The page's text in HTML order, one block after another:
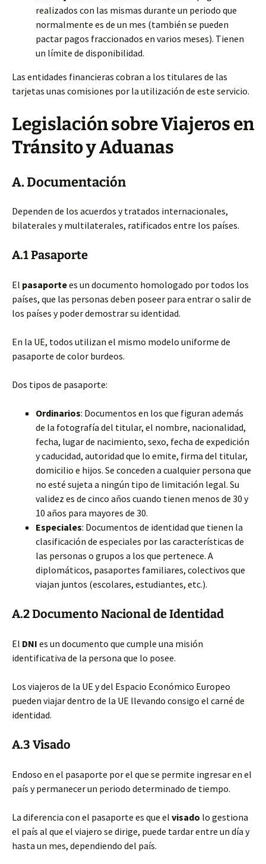
realizados con las mismas durante un periodo que
normalmente es de un mes (también se pueden
pactar pagos fraccionados en varios meses). Tienen
un límite de disponibilidad.
Las entidades financieras cobran a los titulares de las
tarjetas unas comisiones por la utilización de este servicio.
Legislación sobre Viajeros en
Tránsito y Aduanas
A. Documentación
Dependen de los acuerdos y tratados internacionales,
bilaterales y multilaterales, ratificados entre los países.
A.1 Pasaporte
El pasaportees un documento homologado por todos los
países, que las personas deben poseer para entrar o salir de
los países y poder demostrar su identidad.
En la UE, todos utilizan el mismo modelo uniforme de
pasaporte de color burdeos.
Dos tipos de pasaporte:
Ordinarios: Documentos en los que figuran además
de la fotografía del titular, el nombre, nacionalidad,
fecha, lugar de nacimiento, sexo, fecha de expedición
y caducidad, autoridad que lo emite, firma del titular,
domicilio e hijos. Se conceden a cualquier persona que
no esté sujeta a ningún tipo de limitación legal. Su
validez es de cinco años cuando tienen menos de 30 y
10 años para mayores de 30.
Especiales: Documentos de identidad que tienen la
clasificación de especiales por las características de
las personas o grupos a los que pertenece. A
diplomáticos, pasaportes familiares, colectivos que
viajan juntos (escolares, estudiantes, etc.).
A.2 Documento Nacional de Identidad
El DNI es un documento que cumple una misión
identificativa de la persona que lo posee.
Los viajeros de la UE y del Espacio Económico Europeo
pueden viajar dentro de la UE llevando consigo el carné de
identidad.
A.3 Visado
Endoso en el pasaporte por el que se permite ingresar en el
país y permanecer un periodo determinado de tiempo.
La diferencia con el pasaporte es que el visado lo gestiona
el país al que el viajero se dirige, puede tardar entre un día y
hasta un mes, dependiendo del país.